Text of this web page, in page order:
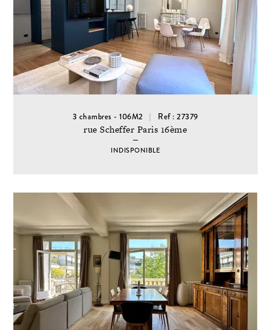
3 chambres - 106M2 Ref : 27379
rue Scheffer Paris 16ème
INDISPONIBLE